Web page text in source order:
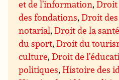
et de l’information,Droit
des fondations,Droit
notarial,Droit de la
du sport,Droit du
culture,Droit de
politiques,Histoire des